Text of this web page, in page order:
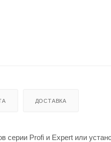
ДОСТАВКА
серии Profi и Expert или